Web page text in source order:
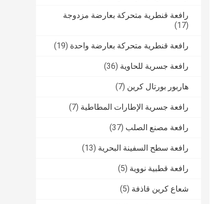
رافعة قنطرية متحركة بعارضة مزدوجة
(17)
رافعة قنطرية متحركة بعارضة واحدة (19)
رافعة جسرية للحاوية (36)
هاربور بورتال كرين (7)
رافعة جسرية الإطارات المطاطية (7)
رافعة مصنع الصلب (37)
رافعة سطح السفينة البحرية (13)
رافعة قطبية نووية (5)
شعاع كرين قاذفة (5)